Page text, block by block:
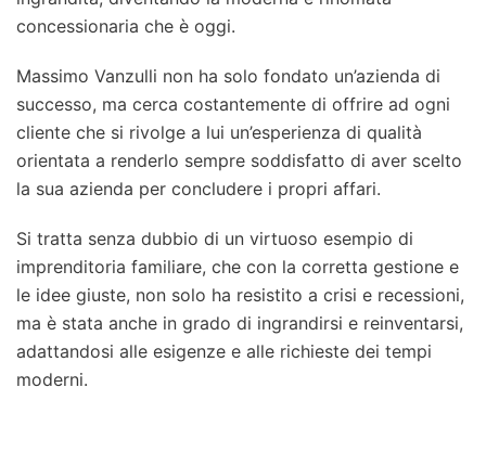
concessionaria che è oggi.
Massimo Vanzulli non ha solo fondato un’azienda di
successo, ma cerca costantemente di offrire ad ogni
cliente che si rivolge a lui un’esperienza di qualità
orientata a renderlo sempre soddisfatto di aver scelto
la sua azienda per concludere i propri affari.
Si tratta senza dubbio di un virtuoso esempio di
imprenditoria familiare, che con la corretta gestione e
le idee giuste, non solo ha resistito a crisi e recessioni,
ma è stata anche in grado di ingrandirsi e reinventarsi,
adattandosi alle esigenze e alle richieste dei tempi
moderni.